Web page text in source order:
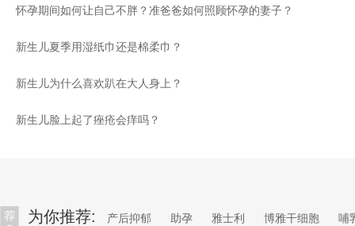
怀孕期间如何让自己不胖？准爸爸如何照顾怀孕的妻子？
新生儿夏季用湿纸巾还是棉柔巾？
新生儿为什么喜欢趴在大人身上？
新生儿脸上起了痤疮会痒吗？
为你推荐: 产后抑郁 助孕 雅士利 博雅干细胞 哺